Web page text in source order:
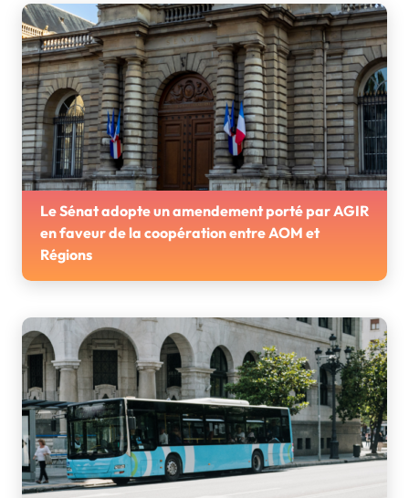
Le Sénat adopte un amendement porté par AGIR
en faveur de la coopération entre AOM et
Régions
Le 16 avril, le sénateur Simon Uzenat a défendu au Sénat
développement des transports.